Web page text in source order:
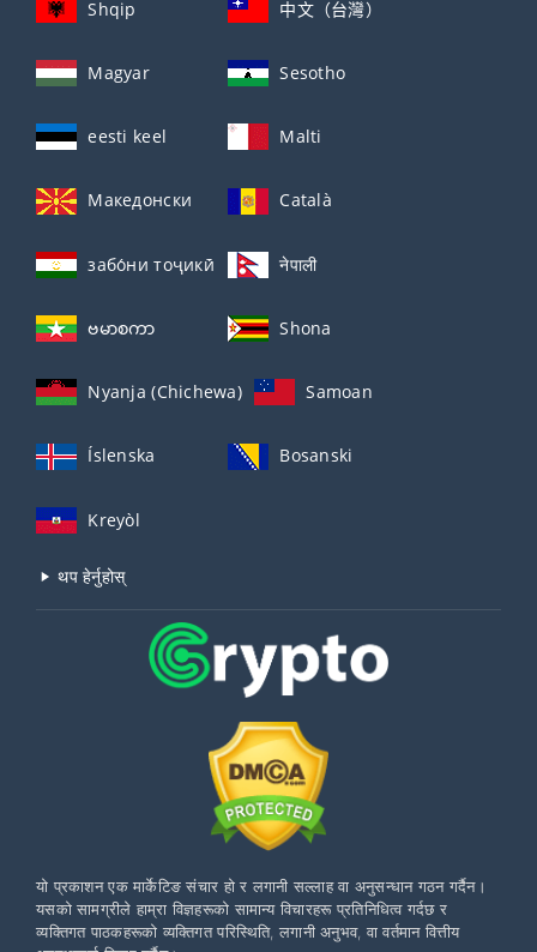
Shqip 中文（台灣）
Magyar Sesotho
eesti keel Malti
Македонски Català
забо́ни тоҷикӣ́ नेपाली
ဗမာစကာ Shona
Nyanja (Chichewa) Samoan
Íslenska Bosanski
Kreyòl
थप हेर्नुहोस्
यो प्रकाशन एक मार्केटिङ संचार हो र लगानी सल्लाह वा अनुसन्धान गठन गर्दैन।
यसको सामग्रीले हाम्रा विज्ञहरूको सामान्य विचारहरू प्रतिनिधित्व गर्दछ र
व्यक्तिगत पाठकहरूको व्यक्तिगत परिस्थिति, लगानी अनुभव, वा वर्तमान वित्तीय